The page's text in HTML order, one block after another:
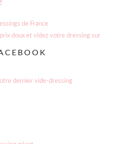
de France
doux et videz votre dressing sur
dernier vide-dressing